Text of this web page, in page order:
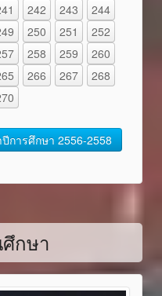
242 243
244
250 251
252
258 259
260
266 267
268
ปีการศึกษา 2556-2558
กษา